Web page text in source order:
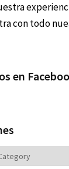
con todo
en